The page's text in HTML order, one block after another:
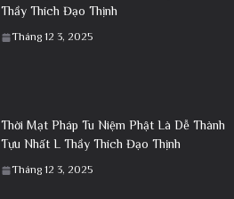
Thầy Thích Đạo Thịnh
Tháng 12 3, 2025
Thời Mạt Pháp Tu Niệm Phật Là Dễ Thành
Tựu Nhất L Thầy Thích Đạo Thịnh
Tháng 12 3, 2025